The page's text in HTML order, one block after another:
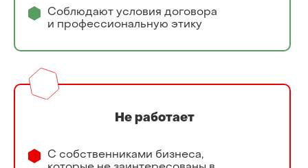
Не работает
С собственниками бизнеса,
Соблюдают условия договора
и профессиональную этику